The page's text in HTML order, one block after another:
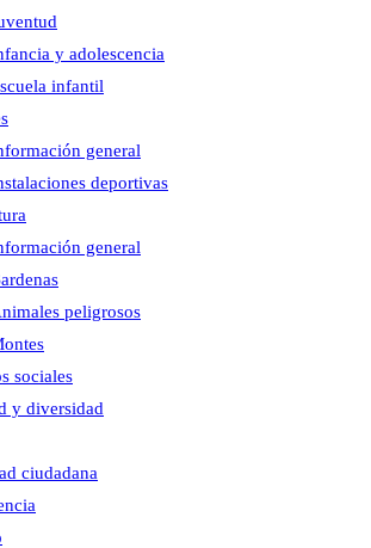
y adolescencia
infantil
general
deportivas
general
peligrosos
sociales
y diversidad
ciudadana